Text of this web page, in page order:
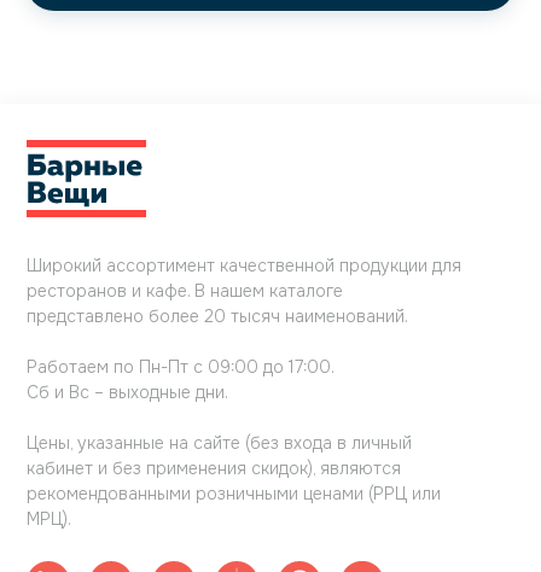
Широкий ассортимент качественной продукции для
ресторанов и кафе. В нашем каталоге
представлено более 20 тысяч наименований.
Работаем по Пн-Пт с 09:00 до 17:00.
Сб и Вс – выходные дни.
Цены, указанные на сайте (без входа в личный
кабинет и без применения скидок), являются
рекомендованными розничными ценами (РРЦ или
МРЦ).